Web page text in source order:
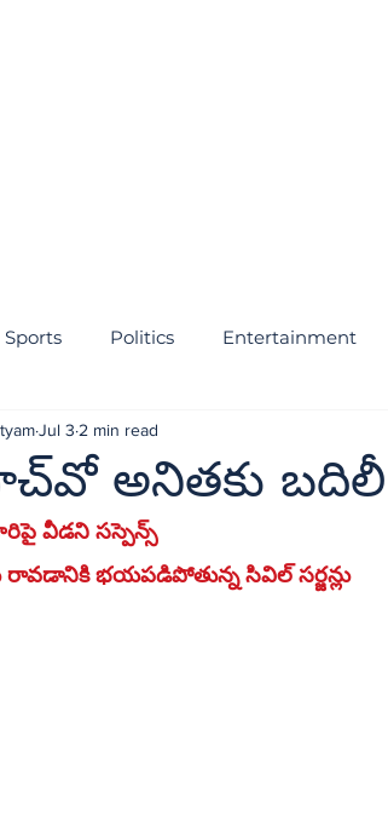
Sports Politics Entertainment
అనితకు బదిలీ
Jul 3 2 min read
వీడని సస్పెన్స్
రావడానికి భయపడిపోతున్న సివిల్ సర్జన్లు